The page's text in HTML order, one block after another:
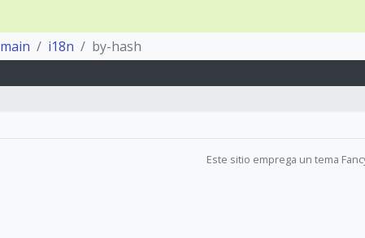
main i18n
by-hash
Este sitio emprega un tema